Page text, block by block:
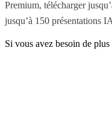
Premium, télécharger
jusqu’à 150 présentations
Si vous avez besoin de